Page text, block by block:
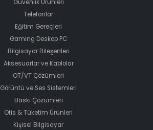
Güvenlik Ürünleri
Telefonlar
Eğitim Gereçleri
Gaming Deskop PC
Bilgisayar Bileşenleri
Aksesuarlar ve Kablolar
OT/VT Çözümleri
Görüntü ve Ses Sistemleri
Baskı Çözümleri
Ofis & Tüketim Ürünleri
Kişisel Bilgisayar